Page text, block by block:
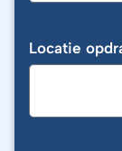
Locatie